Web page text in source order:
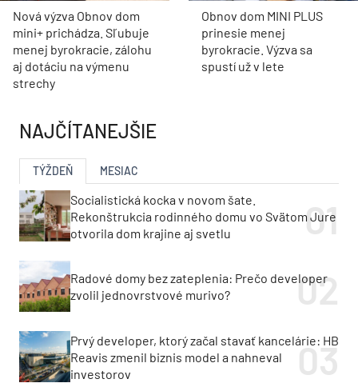
Nová výzva Obnov dom
mini+ prichádza. Sľubuje
menej byrokracie, zálohu
aj dotáciu na výmenu
strechy
Obnov dom MINI PLUS
prinesie menej
byrokracie. Výzva sa
spustí už v lete
NAJČÍTANEJŠIE
TÝŽDEŇ MESIAC
Socialistická kocka v novom šate.
Rekonštrukcia rodinného domu vo Svätom Jure
otvorila dom krajine aj svetlu
Radové domy bez zateplenia: Prečo developer
zvolil jednovrstvové murivo?
Prvý developer, ktorý začal stavať kancelárie: HB
Reavis zmenil biznis model a nahneval
investorov